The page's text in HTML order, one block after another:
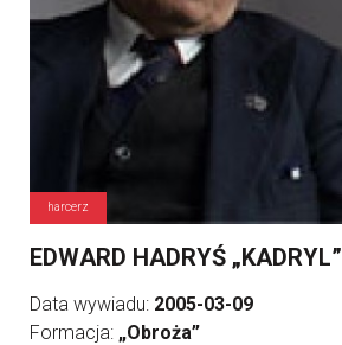
harcerz
EDWARD HADRYŚ „KADRYL”
Data wywiadu: 2005-03-09
Formacja: „Obroża”